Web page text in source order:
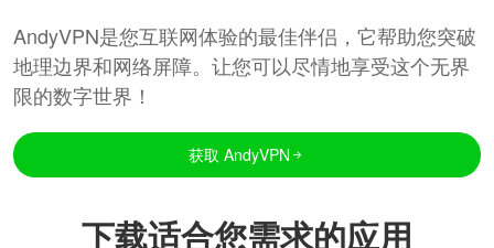
AndyVPN是您互联网体验的最佳伴侣，它帮助您突破
地理边界和网络屏障。让您可以尽情地享受这个无界
限的数字世界！
获取 AndyVPN
下载适合您需求的应用